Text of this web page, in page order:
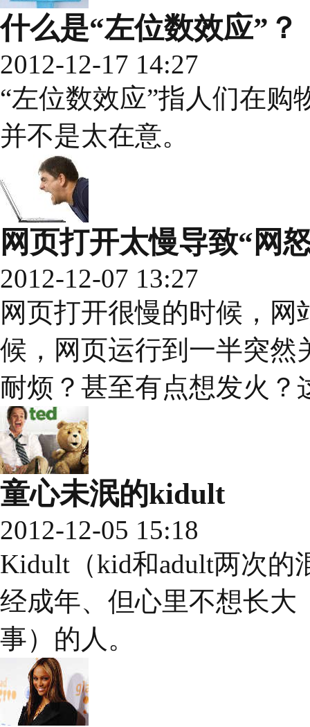
什么是“左位数效应”？
2012-12-17 14:27
“左位数效应”指人们在
并不是太在意。
网页打开太慢导致“网
2012-12-07 13:27
网页打开很慢的时候，
候，网页运行到一半突然
耐烦？甚至有点想发火？
童心未泯的kidult
2012-12-05 15:18
Kidult（kid和adult两次的
经成年、但心里不想长大
事）的人。